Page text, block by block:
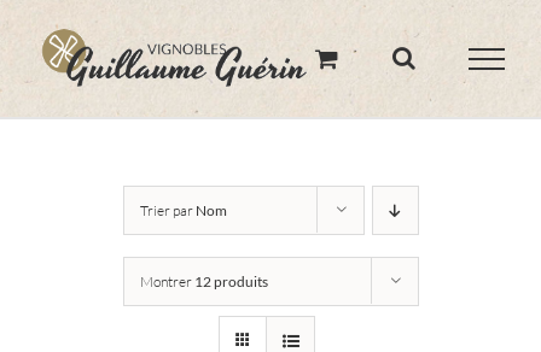
content
Trier par Nom
Montrer 12 produits